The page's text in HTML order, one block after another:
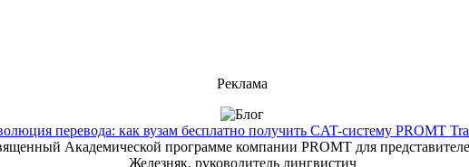
Реклама
перевода: как вузам бесплатно получить CAT-систему PROMT
Академической программе компании PROMT для
Железняк, руководитель лингвистич